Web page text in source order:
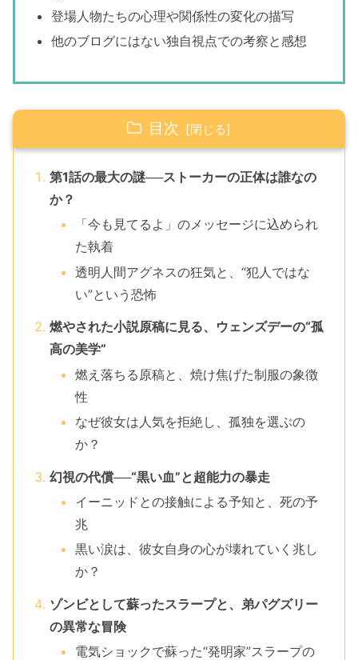
登場人物たちの心理や関係性の変化の描写
他のブログにはない独自視点での考察と感想
目次
第1話の最大の謎──ストーカーの正体は誰なの
か？
「今も見てるよ」のメッセージに込められ
た執着
透明人間アグネスの狂気と、“犯人ではな
い”という恐怖
燃やされた小説原稿に見る、ウェンズデーの“孤
高の美学”
燃え落ちる原稿と、焼け焦げた制服の象徴
性
なぜ彼女は人気を拒絶し、孤独を選ぶの
か？
幻視の代償──“黒い血”と超能力の暴走
イーニッドとの接触による予知と、死の予
兆
黒い涙は、彼女自身の心が壊れていく兆し
か？
ゾンビとして蘇ったスラープと、弟パグズリー
の異常な冒険
電気ショックで蘇った“発明家”スラープの